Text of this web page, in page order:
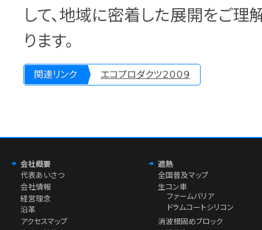
して、地域に密着した展開をご理
ります。
関連リンク エコプロダクツ２００９
会社概要
代表あいさつ
会社情報
経営理念
沿革
アクセスマップ
遮熱
全国普及マップ
生コン車
ファームバリア
ドラムコートシリコン
消波根固めブロック